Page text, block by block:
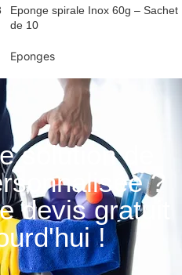
Eponge spirale Inox 60g – Sachet
de 10
Eponges
solution de
?
devis gratuit
!